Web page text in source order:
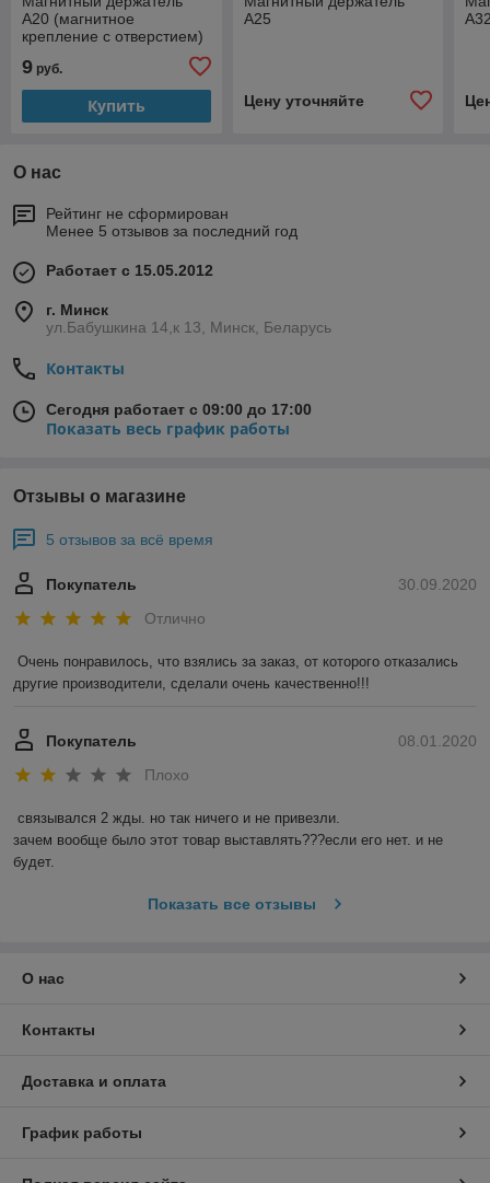
А20 (магнитное
крепление с отверстием)
9 руб.
Купить
А25
Цену уточняйте
О нас
Рейтинг не сформирован
Менее 5 отзывов за последний год
Работает с 15.05.2012
г. Минск
ул.Бабушкина 14,к 13, Минск, Беларусь
Контакты
Сегодня работает с 09:00 до 17:00
Показать весь график работы
Отзывы о магазине
5 отзывов за всё время
30.09.2020
Покупатель
Отлично
Очень понравилось, что взялись за заказ, от которого отказались
другие производители, сделали очень качественно!!!
08.01.2020
Покупатель
Плохо
связывался 2 жды. но так ничего и не привезли.
зачем вообще было этот товар выставлять???если его нет. и не
будет.
Показать все отзывы
О нас
Контакты
Доставка и оплата
График работы